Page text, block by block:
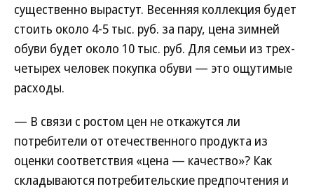
существенно вырастут. Весенняя коллекция будет
стоить около 4-5 тыс. руб. за пару, цена зимней
обуви будет около 10 тыс. руб. Для семьи из трех-
четырех человек покупка обуви — это ощутимые
расходы.
— В связи с ростом цен не откажутся ли
потребители от отечественного продукта из
оценки соответствия «цена — качество»? Как
складываются потребительские предпочтения и